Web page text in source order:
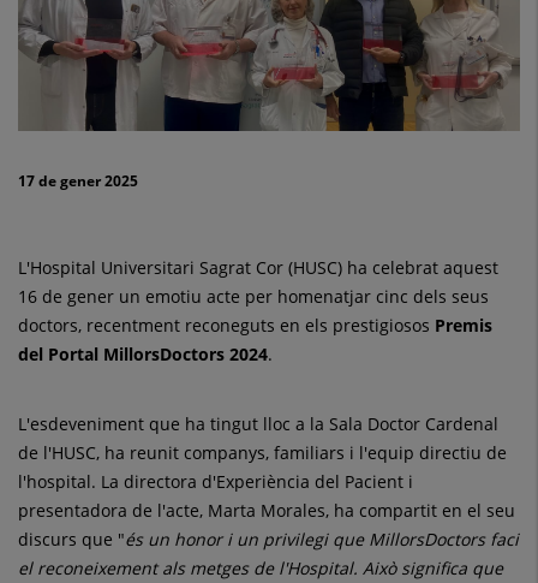
homenatge
als
doctors
Premis
MillorsDoctors
2024
17 de gener 2025
L'Hospital Universitari Sagrat Cor (HUSC) ha celebrat aquest
16 de gener un emotiu acte per homenatjar cinc dels seus
doctors, recentment reconeguts en els prestigiosos Premis
del Portal MillorsDoctors 2024.
L'esdeveniment que ha tingut lloc a la Sala Doctor Cardenal
de l'HUSC, ha reunit companys, familiars i l'equip directiu de
l'hospital. La directora d'Experiència del Pacient i
presentadora de l'acte, Marta Morales, ha compartit en el seu
discurs que "és un honor i un privilegi que MillorsDoctors faci
el reconeixement als metges de l'Hospital. Això significa que